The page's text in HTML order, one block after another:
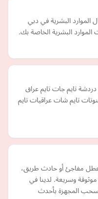
الموارد البشرية في دبي
الموارد البشرية الخاصة بك.
تايم جات تايم عراق
تايم شات عراقيات تايم
مفاجئ أو حادث طريق،
وسريعة. لدينا في
المجهزة بأحدث